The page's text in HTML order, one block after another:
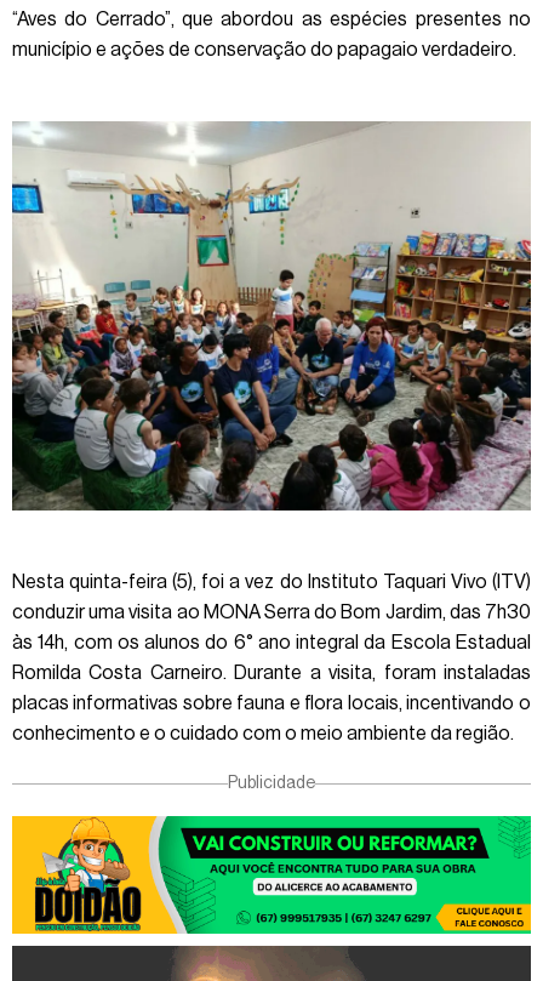
“Aves do Cerrado”, que abordou as espécies presentes no
município e ações de conservação do papagaio verdadeiro.
Nesta quinta-feira (5), foi a vez do Instituto Taquari Vivo (ITV)
conduzir uma visita ao MONA Serra do Bom Jardim, das 7h30
às 14h, com os alunos do 6° ano integral da Escola Estadual
Romilda Costa Carneiro. Durante a visita, foram instaladas
placas informativas sobre fauna e flora locais, incentivando o
conhecimento e o cuidado com o meio ambiente da região.
Publicidade